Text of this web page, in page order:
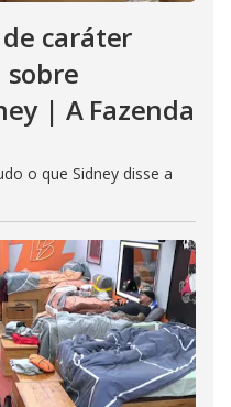
caráter
sobre
| A Fazenda
o que Sidney disse a